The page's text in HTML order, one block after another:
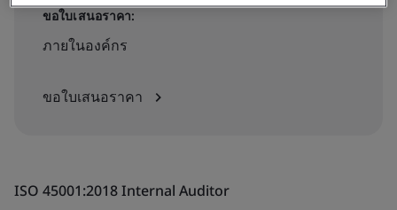
ขอใบเสนอราคา:
ภายในองค์กร
ขอใบเสนอราคา
ISO 45001:2018 Internal Auditor